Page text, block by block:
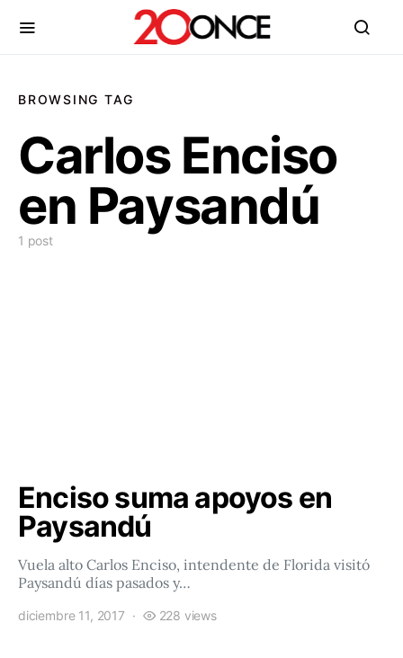
BROWSING TAG
Carlos Enciso
en Paysandú
1 post
Enciso suma apoyos en
Paysandú
Vuela alto Carlos Enciso, intendente de Florida visitó
Paysandú días pasados y…
diciembre 11, 2017 228 views